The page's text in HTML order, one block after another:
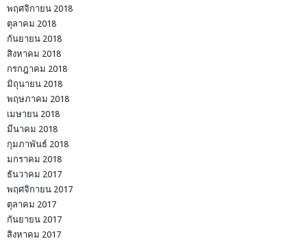
พฤศจิกายน 2018
ตุลาคม 2018
กันยายน 2018
สิงหาคม 2018
กรกฎาคม 2018
มิถุนายน 2018
พฤษภาคม 2018
เมษายน 2018
มีนาคม 2018
กุมภาพันธ์ 2018
มกราคม 2018
ธันวาคม 2017
พฤศจิกายน 2017
ตุลาคม 2017
กันยายน 2017
สิงหาคม 2017